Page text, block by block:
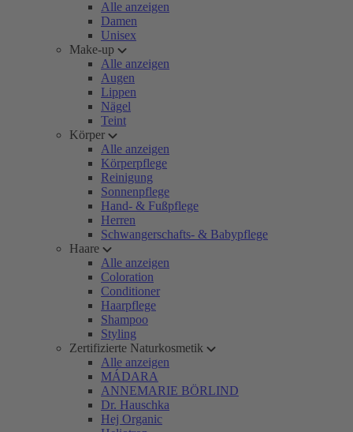
Alle anzeigen
Damen
Unisex
Make-up
Alle anzeigen
Augen
Lippen
Nägel
Teint
Körper
Alle anzeigen
Körperpflege
Reinigung
Sonnenpflege
Hand- & Fußpflege
Herren
Schwangerschafts- & Babypflege
Haare
Alle anzeigen
Coloration
Conditioner
Haarpflege
Shampoo
Styling
Zertifizierte Naturkosmetik
Alle anzeigen
MÁDARA
ANNEMARIE BÖRLIND
Dr. Hauschka
Hej Organic